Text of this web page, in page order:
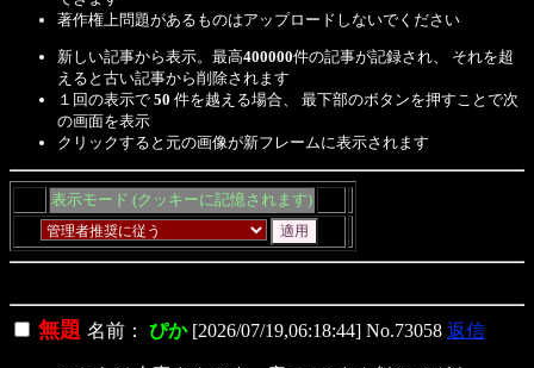
著作権上問題があるものはアップロードしないでください
新しい記事から表示。最高400000件の記事が記録され、 それを超
えると古い記事から削除されます
１回の表示で 50 件を越える場合、 最下部のボタンを押すことで次
の画面を表示
クリックすると元の画像が新フレームに表示されます
表示モード (クッキーに記憶されます)
無題 名前： ぴか [2026/07/19,06:18:44] No.73058 返信